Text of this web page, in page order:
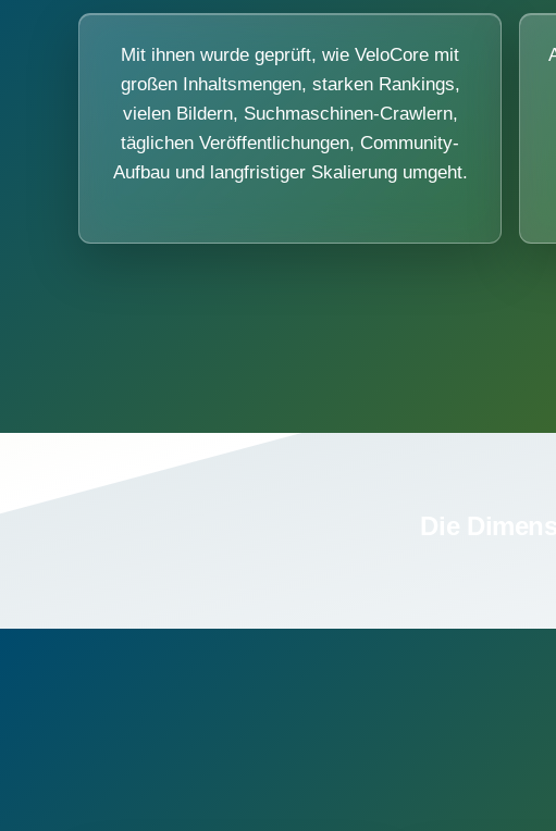
Mit ihnen wurde geprüft, wie VeloCore mit
großen Inhaltsmengen, starken Rankings,
vielen Bildern, Suchmaschinen-Crawlern,
täglichen Veröffentlichungen, Community-
Aufbau und langfristiger Skalierung umgeht.